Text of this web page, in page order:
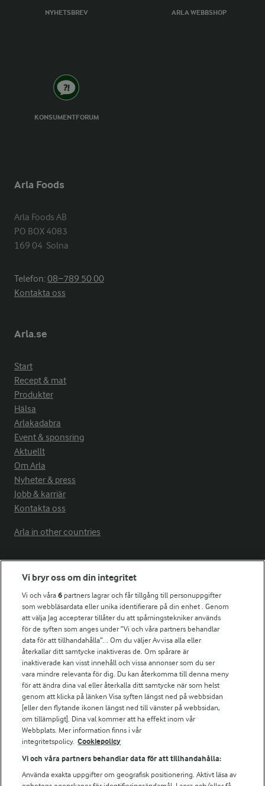
NYHETSBREV ARLA WEBBSHOP
KONSUMENTFORUM
Arla Foods
Arla Foods AB
PO BOX 4083
169 04  Solna
Telefon:08−789 50 00
Kontakta oss
Arla.se
Start
Recept & mat
Produkter
Hälsa
Arlakadabra
Event & sponsring
Aktuellt
Om Arla
Nyheter & press
Jobb & karriär
Kontakta oss
Arla in other countries
Fler Arlasajter
För ägare
Arlas kundportal
Arla.com
Falbygdens Ost
Arla webbshop
Bildbank
Följ oss
Vi bryr oss om din integritet
Vi och våra6 partners lagrar och får tillgång till personuppgifter
som webbläsardata eller unika identifierare på din enhet . Genom
att välja Jag accepterar tillåter du att spårningstekniker används
för de syften som anges under ”Vi och våra partners behandlar
data för att tillhandahålla”. . Om du väljer Avvisa alla eller
återkallar ditt samtycke inaktiveras de. Om spårare är
inaktiverade kan visst innehåll och vissa annonser som du ser
vara mindre relevanta för dig. Du kan återkomma till denna meny
för att ändra dina val eller återkalla ditt samtycke när som helst
genom att klicka på länken Visa syften längst ned på webbsidan
[eller den flytande ikonen längst ned till vänster på webbsidan,
om tillämpligt]. Dina val kommer att ha effekt inom vår
Webbplats. Mer information finns i vår
integritetspolicy. Cookiepolicy
Vi och våra partners behandlar data för att tillhandahålla:
Använda exakta uppgifter om geografisk positionering. Aktivt läsa av